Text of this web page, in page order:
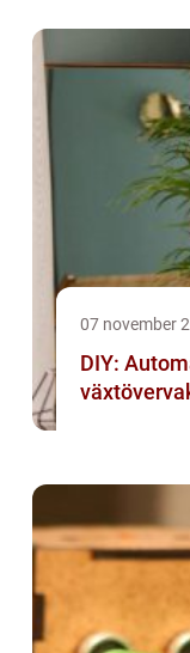
07 november
DIY: